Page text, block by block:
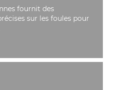
fournit des
sur les foules pour